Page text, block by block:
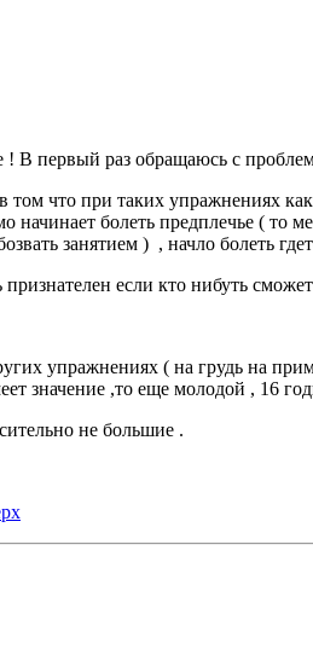
! В первый раз обращаюсь с
том что при таких упражнениях
начинает болеть предплечье ( то
занятием ) , начло болеть
признателен если кто нибуть
упражнениях ( на грудь на
значение ,то еще молодой , 16
не большие .